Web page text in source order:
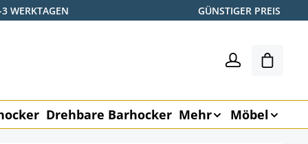
WERKTAGEN GÜNSTIGER PREIS
Drehbare Barhocker Mehr Möbel